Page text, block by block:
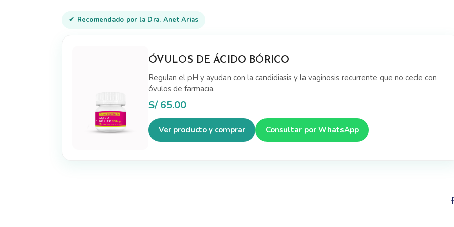
✔ Recomendado por la Dra. Anet Arias
ÓVULOS DE ÁCIDO BÓRICO
Regulan el pH y ayudan con la candidiasis y la vaginosis recurrente que no cede con
óvulos de farmacia.
S/65.00
Ver producto y comprar Consultar por WhatsApp